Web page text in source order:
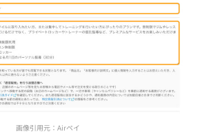
画像引用元： Airペイ